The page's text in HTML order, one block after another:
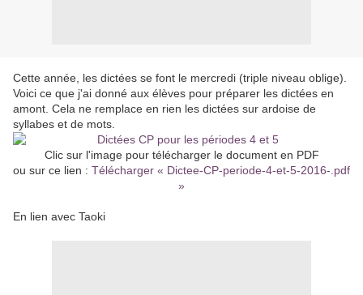
Cette année, les dictées se font le mercredi (triple niveau oblige).
Voici ce que j'ai donné aux élèves pour préparer les dictées en
amont. Cela ne remplace en rien les dictées sur ardoise de
syllabes et de mots.
Clic sur l'image pour télécharger le document en PDF
ou sur ce lien : Télécharger « Dictee-CP-periode-4-et-5-2016-.pdf
»
En lien avec Taoki